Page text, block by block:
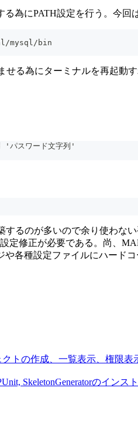
為にPATH設定を行う。今回
mysql/bin
せる為にターミナルを再起動
スワード文字列'
るのが多いので余り使わな
定修正が必要である。尚、
各種設定ファイルにハード
クトの作成、一覧表示、権限表
SkeletonGeneratorのインス